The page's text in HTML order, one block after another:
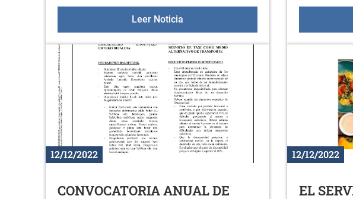
Leer NoticiaBando petardos y cohetes Navidades
12/12/2022
CONVOCATORIA ANUAL DE
12/12/2022
EL